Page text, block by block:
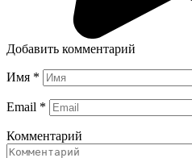
Добавить комментарий
Имя *
Email *
Комментарий